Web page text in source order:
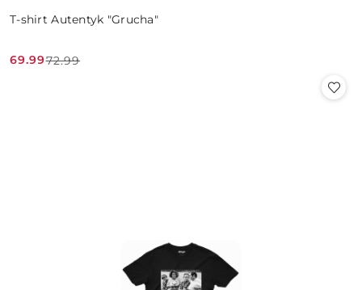
T-shirt Autentyk "Grucha"
Cena
69.99
Cena
72.99